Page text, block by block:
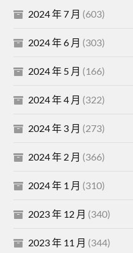
2024 年 7 月 (603)
2024 年 6 月 (303)
2024 年 5 月 (166)
2024 年 4 月 (322)
2024 年 3 月 (273)
2024 年 2 月 (366)
2024 年 1 月 (310)
2023 年 12 月 (340)
2023 年 11 月 (344)